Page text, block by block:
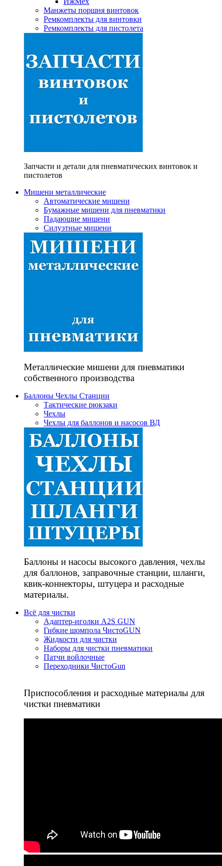
Манжеты поршня винтовок
Ремкомплекты для винтовки
Ремкомплекты для пистолета
Запчасти и детали для пневматических винтовок и
пистолетов
Мишени металлические
Автоматические мишени
Бумажные мишени для пневматики
Падающие мишени
Силуэтные мишени
Металлические мишени для пневматики
собственного производства
Баллоны Чехлы Станции
Тактические рюкзаки
Чехлы
Чехлы для баллонов и насосов ВД
Баллоны и насосы высокого давления, чехлы
для баллонов, заправочные станции, шланги,
квик-коннекторы, штуцера и расходные
материалы.
Всё для чистки
Адаптер-иголки A2S GUN
Гибкие шомпола ЧистоGUN
Жидкости для чистки
Наборы для чистки пневматики
Патчи войлочные
Переходники ЧистоGun
Приспособления и расходные материалы для
чистки пневматики